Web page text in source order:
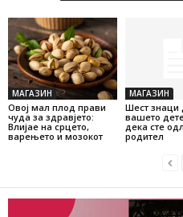
МАГАЗИН
Овој мал плод прави
чуда за здравјето:
Влијае на срцето,
варењето и мозокот
МАГАЗИН
Шест знаци
вашето
дека сте
родител